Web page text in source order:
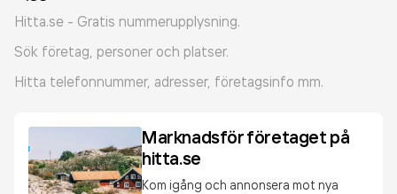
Hitta.se - Gratis nummerupplysning.
Sök företag, personer och platser.
Hitta telefonnummer, adresser, företagsinfo mm.
Marknadsför företaget på
hitta.se
Kom igång och annonsera mot nya